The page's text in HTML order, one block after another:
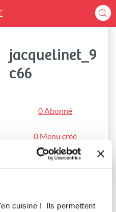
cuisine ! Ils permettent
jacquelinet_9
c66
0 Abonné
0 Menu créé